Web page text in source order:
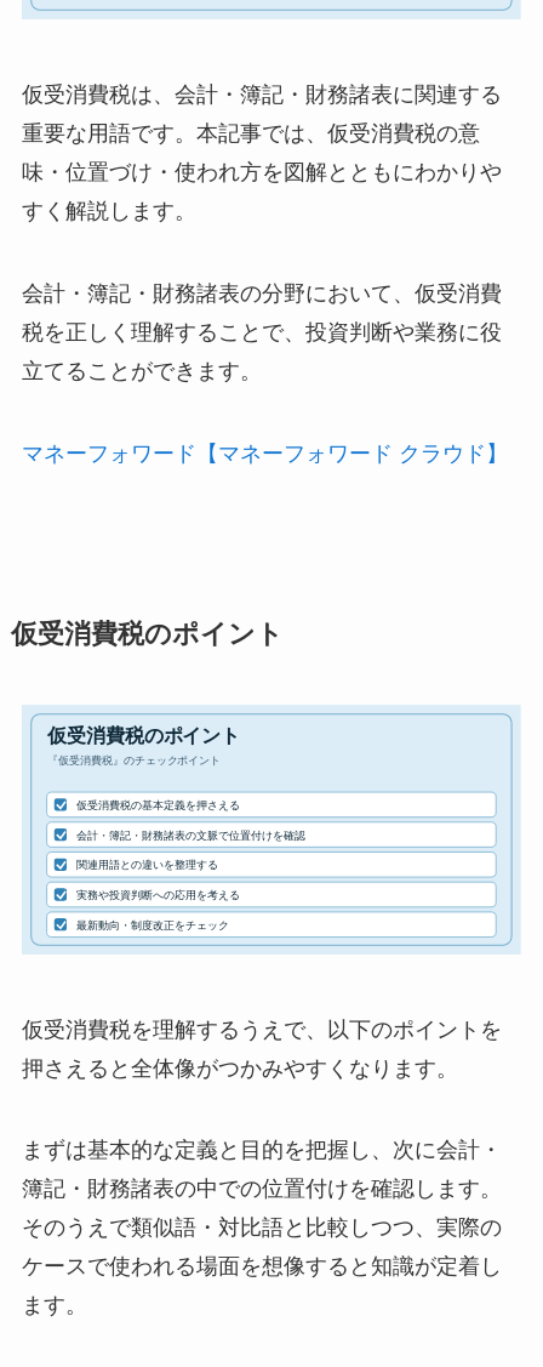
仮受消費税は、会計・簿記・財務諸表に関連する
重要な用語です。本記事では、仮受消費税の意
味・位置づけ・使われ方を図解とともにわかりや
すく解説します。
会計・簿記・財務諸表の分野において、仮受消費
税を正しく理解することで、投資判断や業務に役
立てることができます。
マネーフォワード【マネーフォワード クラウド】
仮受消費税のポイント
仮受消費税を理解するうえで、以下のポイントを
押さえると全体像がつかみやすくなります。
まずは基本的な定義と目的を把握し、次に会計・
簿記・財務諸表の中での位置付けを確認します。
そのうえで類似語・対比語と比較しつつ、実際の
ケースで使われる場面を想像すると知識が定着し
ます。